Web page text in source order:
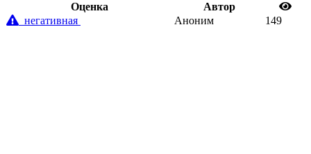
Oценка
Автор
негативная
Аноним 149